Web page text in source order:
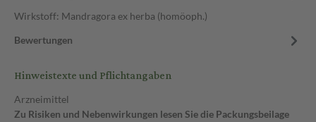
Wirkstoff: Mandragora ex herba (homöoph.)
Bewertungen
Hinweistexte und Pflichtangaben
Arzneimittel
Zu Risiken und Nebenwirkungen lesen Sie die Packungsbeilage